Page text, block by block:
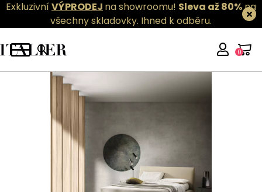
ExkluzivníVÝPRODEJ na showroomu! Sleva až 80%na
všechny skladovky. Ihned k odběru.
0